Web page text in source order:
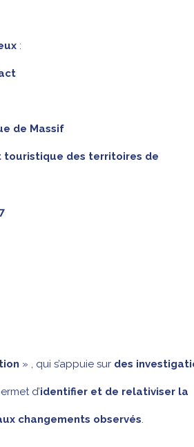
:
de Massif
touristique des territoires de
» , qui s’appuie sur des
d’identifier et de relativiser la
changements observés.